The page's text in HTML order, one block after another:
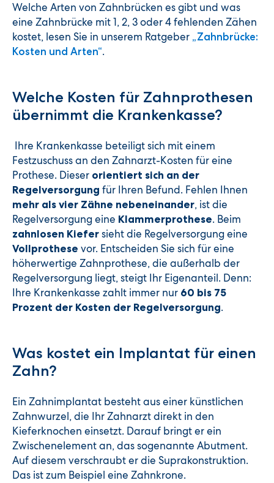
Welche Arten von Zahnbrücken es gibt und was
eine Zahnbrücke mit 1, 2, 3 oder 4 fehlenden Zähen
kostet, lesen Sie in unserem Ratgeber „Zahnbrücke:
Kosten und Arten“.
Welche Kosten für Zahnprothesen
übernimmt die Krankenkasse?
Ihre Krankenkasse beteiligt sich mit einem
Festzuschuss an den Zahnarzt-Kosten für eine
Prothese. Dieser orientiert sich an der
Regelversorgung für Ihren Befund. Fehlen Ihnen
mehr als vier Zähne nebeneinander, ist die
Regelversorgung eine Klammerprothese. Beim
zahnlosen Kiefer sieht die Regelversorgung eine
Vollprothese vor. Entscheiden Sie sich für eine
höherwertige Zahnprothese, die außerhalb der
Regelversorgung liegt, steigt Ihr Eigenanteil. Denn:
Ihre Krankenkasse zahlt immer nur 60 bis 75
Prozent der Kosten der Regelversorgung.
Was kostet ein Implantat für einen
Zahn?
Ein Zahnimplantat besteht aus einer künstlichen
Zahnwurzel, die Ihr Zahnarzt direkt in den
Kieferknochen einsetzt. Darauf bringt er ein
Zwischenelement an, das sogenannte Abutment.
Auf diesem verschraubt er die Suprakonstruktion.
Das ist zum Beispiel eine Zahnkrone.